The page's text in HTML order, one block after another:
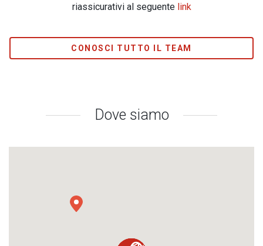
riassicurativi al seguente link
CONOSCI TUTTO IL TEAM
Dove siamo